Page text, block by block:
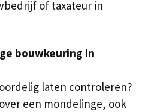
of taxateur in
bouwkeuring in
laten controleren?
een mondelinge, ook